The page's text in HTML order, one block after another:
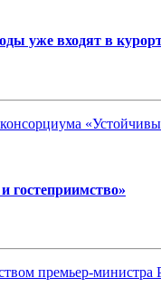
уже входят в
консорциума
гостеприимство»
премьер-